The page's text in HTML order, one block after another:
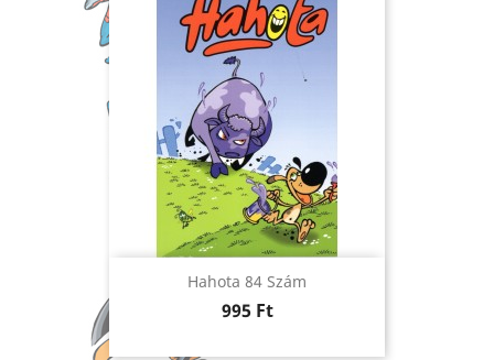
Hahota 84 Szám
Ár
995 Ft